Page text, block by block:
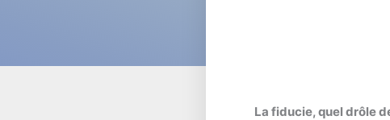
La fiducie, quel drôle